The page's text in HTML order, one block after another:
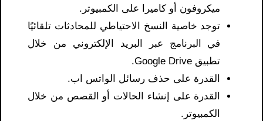
ميكروفون أو كاميرا على الكمبيوتر.
توجد خاصية النسخ الاحتياطي للمحادثات تلقائيًا
في البرنامج عبر البريد الإلكتروني من خلال
تطبيق Google Drive.
القدرة على حذف رسائل الواتس اب.
القدرة على إنشاء الحالات أو القصص من خلال
الكمبيوتر.